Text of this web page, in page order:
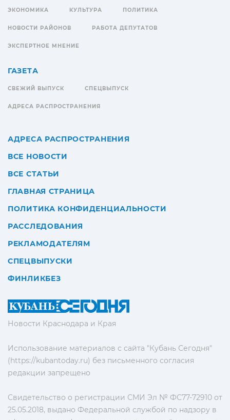
Новости Краснодара и Края
Использование материалов с сайта "Кубань Сегодня"
(https://kubantoday.ru) без письменного согласия
редакции запрещено
Свидетельство о регистрации СМИ Эл № ФС77-72910 от
25.05.2018, выдано Федеральной службой по надзору в
ЭКОНОМИКА КУЛЬТУРА ПОЛИТИКА
НОВОСТИ РАЙОНОВ РАБОТА ДЕПУТАТОВ
ЭКСПЕРТНОЕ МНЕНИЕ
ГАЗЕТА
СВЕЖИЙ ВЫПУСК СПЕЦВЫПУСК
АДРЕСА РАСПРОСТРАНЕНИЯ
АДРЕСА РАСПРОСТРАНЕНИЯ
ВСЕ НОВОСТИ
ВСЕ СТАТЬИ
ГЛАВНАЯ СТРАНИЦА
ПОЛИТИКА КОНФИДЕНЦИАЛЬНОСТИ
РАССЛЕДОВАНИЯ
РЕКЛАМОДАТЕЛЯМ
СПЕЦВЫПУСКИ
ФИНЛИКБЕЗ